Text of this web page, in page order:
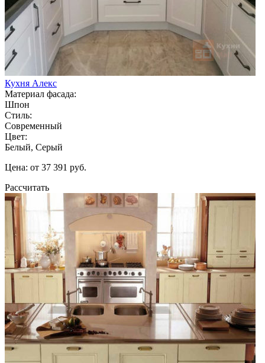
Кухня Алекс
Материал фасада:
Шпон
Стиль:
Современный
Цвет:
Белый, Серый
Цена: от 37 391 руб.
Рассчитать